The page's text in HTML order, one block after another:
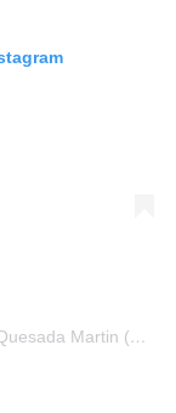
Una publicación compartida de Antonio Quesada Martin (@toninoquesada)